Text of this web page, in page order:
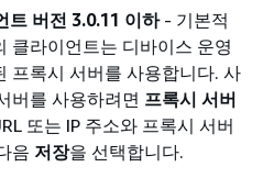
버전 3.0.11 이하- 기본적
클라이언트는 디바이스 운영
프록시 서버를 사용합니다. 사
버를 사용하려면 프록시 서버
또는 IP 주소와 프록시 서버
음 저장을 선택합니다.